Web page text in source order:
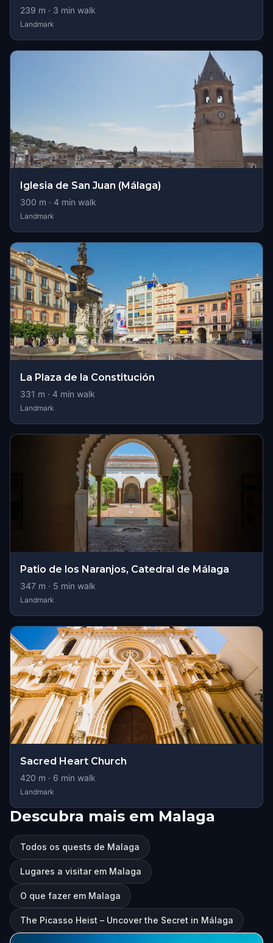
239 m · 3 min walk
Landmark
Iglesia de San Juan (Málaga)
300 m · 4 min walk
Landmark
La Plaza de la Constitución
331 m · 4 min walk
Landmark
Patio de los Naranjos, Catedral de Málaga
347 m · 5 min walk
Landmark
Sacred Heart Church
420 m · 6 min walk
Landmark
Descubra mais em Malaga
Todos os quests de Malaga
Lugares a visitar em Malaga
O que fazer em Malaga
The Picasso Heist – Uncover the Secret in Málaga